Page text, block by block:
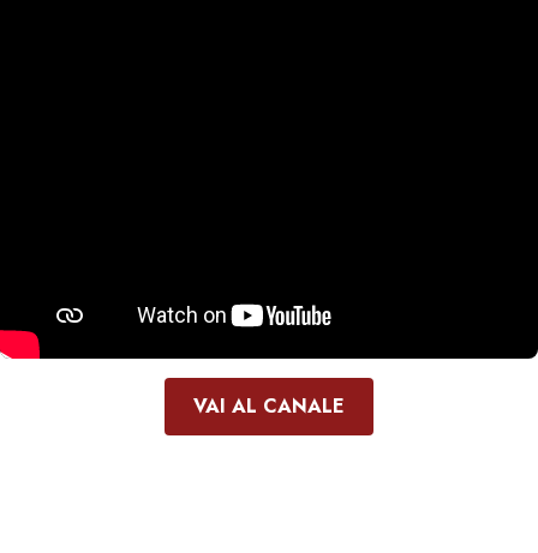
VAI AL CANALE